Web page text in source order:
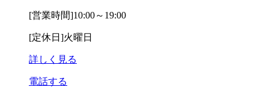
[営業時間]10:00～19:00
[定休日]火曜日
詳しく見る
電話する